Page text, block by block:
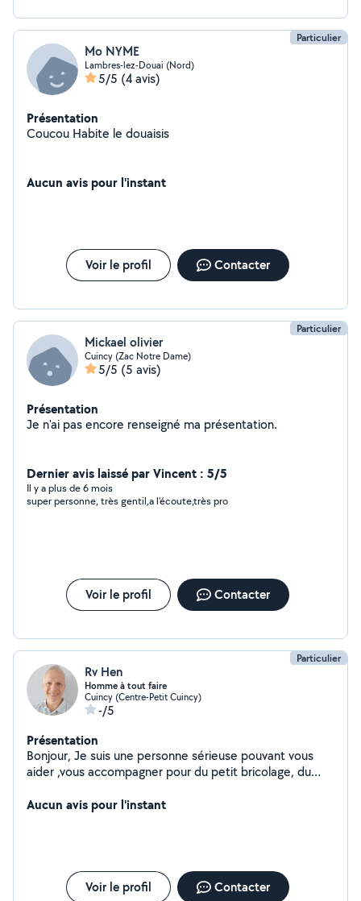
Particulier
Mo NYME
Lambres-lez-Douai (Nord)
5/5 (4 avis)
Présentation
Coucou Habite le douaisis
Aucun avis pour l'instant
Voir le profil Contacter
Particulier
Mickael olivier
Cuincy (Zac Notre Dame)
5/5 (5 avis)
Présentation
Je n'ai pas encore renseigné ma présentation.
Dernier avis laissé par Vincent : 5/5
Il y a plus de 6 mois
super personne, très gentil,a l'écoute,très pro
Voir le profil Contacter
Particulier
Rv Hen
Homme à tout faire
Cuincy (Centre-Petit Cuincy)
-/5
Présentation
Bonjour, Je suis une personne sérieuse pouvant vous
aider ,vous accompagner pour du petit bricolage, du
peux aussi promener, nourrir votre animal de
Aucun avis pour l'instant
Voir le profil Contacter